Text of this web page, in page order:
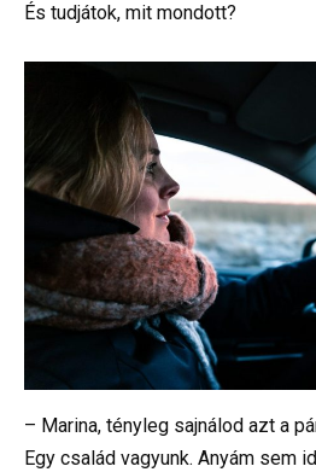
És tudjátok, mit mondott?
– Marina, tényleg sajnálod azt a
Egy család vagyunk. Anyám sem